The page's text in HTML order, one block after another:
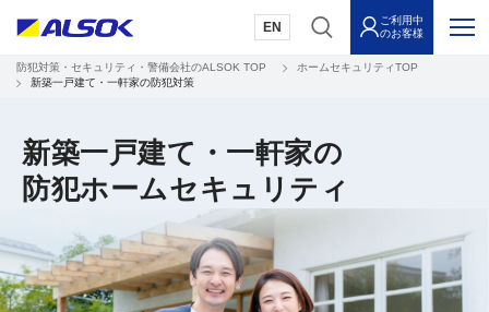
EN
ご利用中
のお客様
防犯対策・セキュリティ・警備会社のALSOK TOP
ホームセキュリティTOP
新築一戸建て・一軒家の防犯対策
新築一戸建て・一軒家の
防犯ホームセキュリティ